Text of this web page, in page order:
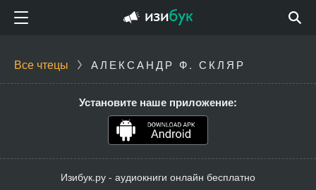
Все чтецы АЛЕКСАНДР Ф. СКЛЯР
Установите наше приложение:
Изибук.ру - аудиокниги онлайн бесплатно